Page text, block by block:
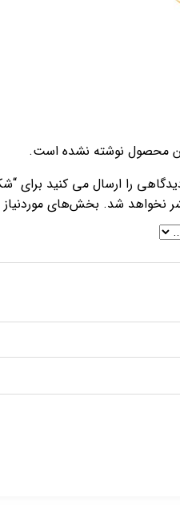
محصول نوشته نشده است.
را ارسال می کنید برای
نخواهد شد. بخش‌های